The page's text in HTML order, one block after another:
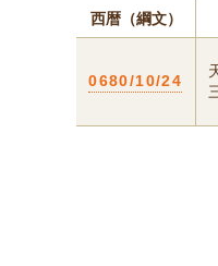
西暦（綱文）
0680/10/24